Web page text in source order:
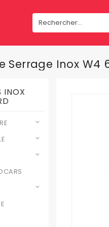
Serrage Inox W4
INOX